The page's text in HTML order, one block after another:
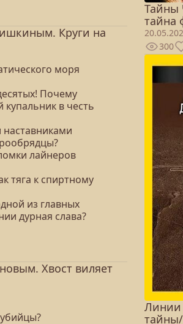
Круги на
моря
Почему
в честь
наставниками
лайнеров
тяга к спиртному
из главных
дурная слава?
Хвост виляет
Тайны
тайна
300
Линии